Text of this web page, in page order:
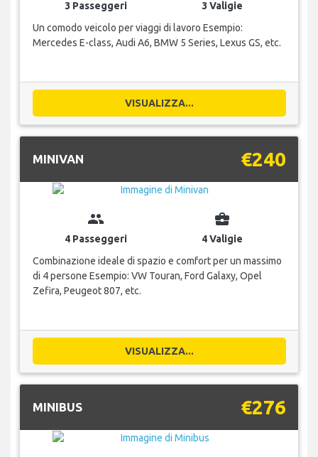
3 Passeggeri
3 Valigie
Un comodo veicolo per viaggi di lavoro Esempio:
Mercedes E-class, Audi A6, BMW 5 Series, Lexus GS, etc.
VISUALIZZA...
MINIVAN €240
group
4 Passeggeri
business_center
4 Valigie
Combinazione ideale di spazio e comfort per un massimo
di 4 persone Esempio: VW Touran, Ford Galaxy, Opel
Zefira, Peugeot 807, etc.
VISUALIZZA...
MINIBUS €276